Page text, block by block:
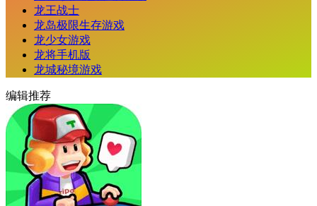
龙王战士
龙岛极限生存游戏
龙少女游戏
龙将手机版
龙城秘境游戏
编辑推荐